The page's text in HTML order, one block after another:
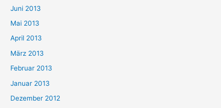
Juni 2013
Mai 2013
April 2013
März 2013
Februar 2013
Januar 2013
Dezember 2012